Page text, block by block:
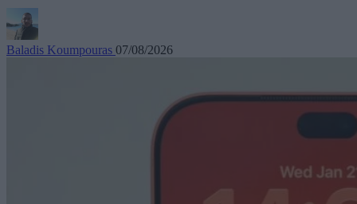
Baladis Koumpouras 07/08/2026